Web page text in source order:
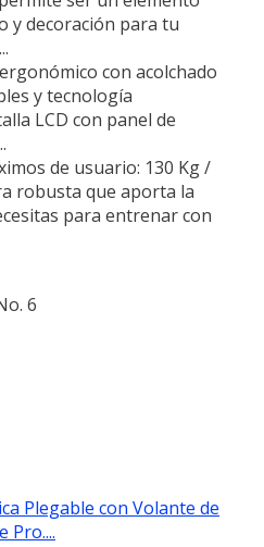
y decoración para tu
con acolchado
y tecnología
LCD con panel de
de usuario: 130 Kg /
robusta que aporta la
para entrenar con
6
Plegable con Volante de
Pro....